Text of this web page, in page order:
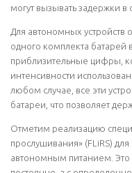
могут вызывать задержки в
Для автономных
одного комплекта батарей
приблизительные цифры,
интенсивности
любом случае, все эти
батареи, что позволяет
Отметим реализацию
прослушивания» (FLiRS)
автономным питанием.